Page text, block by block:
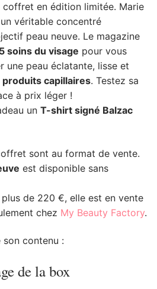
coffret en édition limitée. Marie
véritable concentré
peau neuve. Le magazine
5 soins du visage pour vous
une peau éclatante, lisse et
produits capillaires. Testez sa
à prix léger !
un T-shirt signé Balzac
sont au format de vente.
est disponible sans
plus de 220 €, elle est en vente
chez My Beauty Factory.
son contenu :
de la box